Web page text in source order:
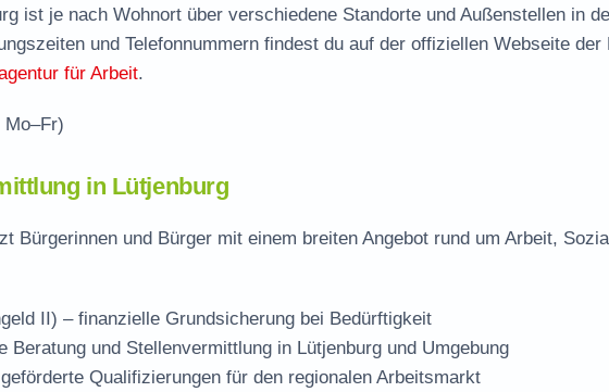
beantragen
Stelle
in Lütjenburg
ist je nach Wohnort über verschiedene Standorte und Außenstellen in
und Telefonnummern findest du auf der offiziellen Webseite der
für Arbeit.
in Lütjenburg
Bürgerinnen und Bürger mit einem breiten Angebot rund um Arbeit,
II) – finanzielle Grundsicherung bei Bedürftigkeit
Beratung und Stellenvermittlung in Lütjenburg und Umgebung
Qualifizierungen für den regionalen Arbeitsmarkt